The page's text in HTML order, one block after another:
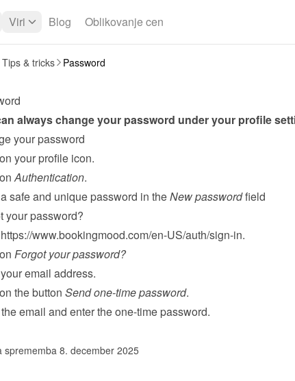
Viri Blog Oblikovanje cen
Tips & tricks Password
always change your password under your profile
your password
your profile icon.
Authentication.
safe and unique password in the New password field
your password?
https://www.bookingmood.com/en-US/auth/sign-in.
Forgot your password?
email address.
the button Send one-time password.
email and enter the one-time password.
sprememba 8. december 2025